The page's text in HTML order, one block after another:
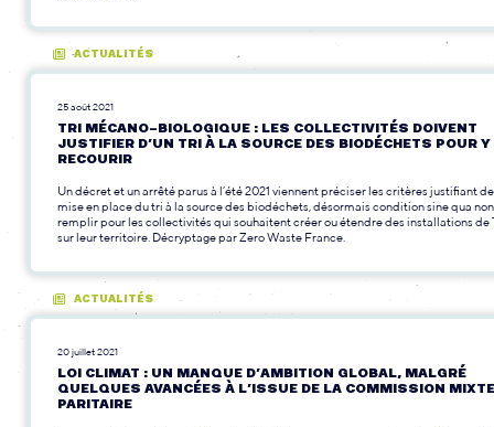
ACTUALITÉS
25 août 2021
TRI MÉCANO-BIOLOGIQUE : LES COLLECTIVITÉS DOIVENT
JUSTIFIER D’UN TRI À LA SOURCE DES BIODÉCHETS POUR Y
RECOURIR
Un décret et un arrêté parus à l’été 2021 viennent préciser les critères justifiant
mise en place du tri à la source des biodéchets, désormais condition sine qua
remplir pour les collectivités qui souhaitent créer ou étendre des installations de
sur leur territoire. Décryptage par Zero Waste France.
ACTUALITÉS
20 juillet 2021
LOI CLIMAT : UN MANQUE D’AMBITION GLOBAL, MALGRÉ
QUELQUES AVANCÉES À L’ISSUE DE LA COMMISSION MIXTE
PARITAIRE